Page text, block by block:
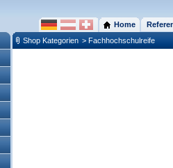
Home
Shop Kategorien > Fachhochschulreife